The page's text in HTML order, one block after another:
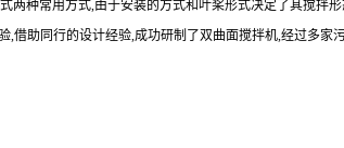
种常用方式,由于安装的方式和叶桨形式决定了其搅拌
助同行的设计经验,成功研制了双曲面搅拌机,经过多家